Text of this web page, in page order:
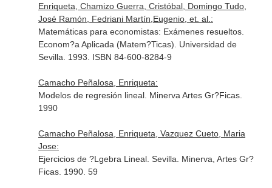
Enriqueta, Chamizo Guerra, Cristóbal, Domingo Tudo,
José Ramón, Fedriani Martín,Eugenio, et. al.:
Matemáticas para economistas: Exámenes resueltos.
Econom?a Aplicada (Matem?Ticas). Universidad de
Sevilla. 1993. ISBN 84-600-8284-9
Camacho Peñalosa, Enriqueta:
Modelos de regresión lineal. Minerva Artes Gr?Ficas.
1990
Camacho Peñalosa, Enriqueta, Vazquez Cueto, Maria
Jose:
Ejercicios de ?Lgebra Lineal. Sevilla. Minerva, Artes Gr?
Ficas. 1990. 59